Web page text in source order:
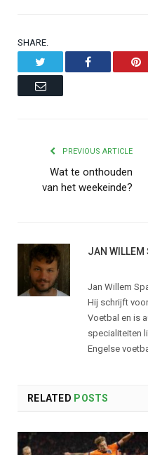
SHARE.
Facebook
Email
PREVIOUS ARTICLE
Wat te onthouden
van het weekeinde?
JAN WILLEM
Jan Willem
Hij schrijft
Voetbal en is
specialiteiten
Engelse
RELATED POSTS